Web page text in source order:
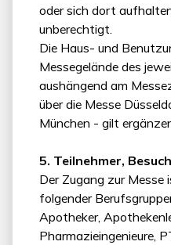
oder sich dort
unberechtigt.
Die Haus- und
Messegelände des
aushängend am
über die Messe
München - gilt
5. Teilnehmer,
Der Zugang zur Messe
folgender
Apotheker,
Pharmazieingenieure,